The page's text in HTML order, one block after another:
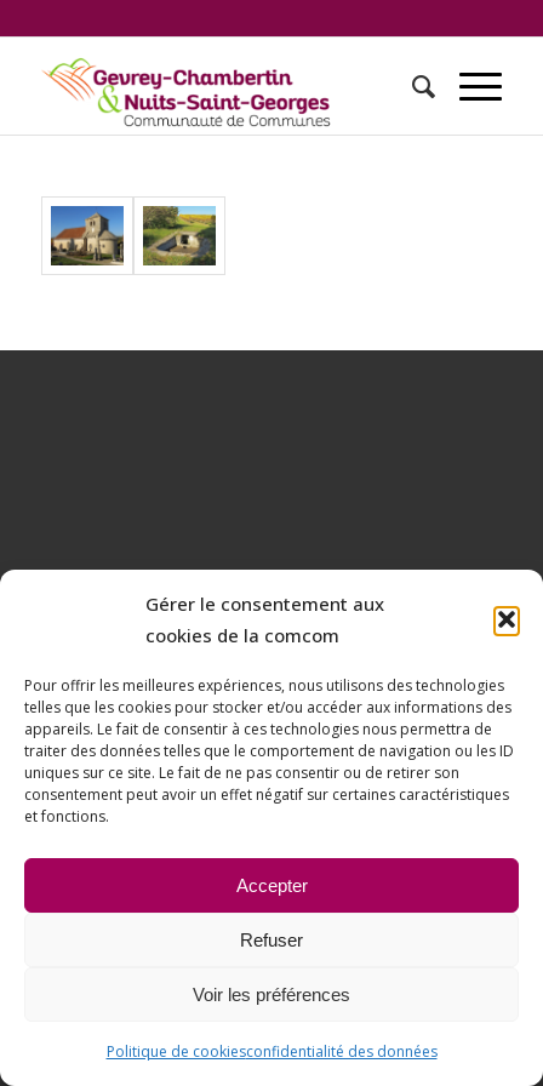
Gérer le consentement aux
cookies de la comcom
Pour offrir les meilleures expériences, nous utilisons des technologies
telles que les cookies pour stocker et/ou accéder aux informations des
appareils. Le fait de consentir à ces technologies nous permettra de
traiter des données telles que le comportement de navigation ou les ID
uniques sur ce site. Le fait de ne pas consentir ou de retirer son
consentement peut avoir un effet négatif sur certaines caractéristiques
et fonctions.
Accepter
Refuser
Voir les préférences
Politique de cookiesconfidentialité des données